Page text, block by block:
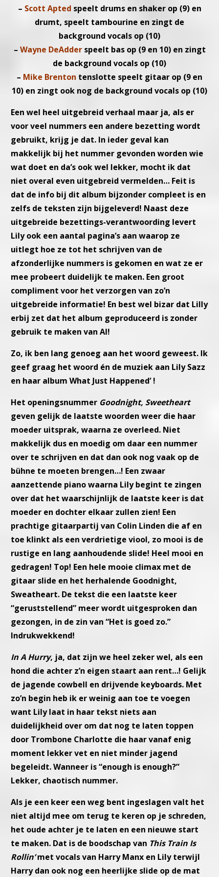
– Scott Apted speelt drums en shaker op (9) en
drumt, speelt tambourine en zingt de
background vocals op (10)
– Wayne DeAdderspeelt bas op (9 en 10) en zingt
de background vocals op (10)
– Mike Brenton tenslotte speelt gitaar op (9 en
10) en zingt ook nog de background vocals op (10)
Een wel heel uitgebreid verhaal maar ja, als er
voor veel nummers een andere bezetting wordt
gebruikt, krijg je dat. In ieder geval kan
makkelijk bij het nummer gevonden worden wie
wat doet en da’s ook wel lekker, mocht ik dat
niet overal even uitgebreid vermelden… Feit is
dat de info bij dit album bijzonder compleet is en
zelfs de teksten zijn bijgeleverd! Naast deze
uitgebreide bezettings-verantwoording levert
Lily ook een aantal pagina’s aan waarop ze
uitlegt hoe ze tot het schrijven van de
afzonderlijke nummers is gekomen en wat ze er
mee probeert duidelijk te maken. Een groot
compliment voor het verzorgen van zo’n
uitgebreide informatie! En best wel bizar dat Lilly
erbij zet dat het album geproduceerd is zonder
gebruik te maken van AI!
Zo, ik ben lang genoeg aan het woord geweest. Ik
geef graag hetwoord én de muziek aan Lily Sazz
en haar album What Just Happened’ !
Het openingsnummer Goodnight, Sweetheart
geven gelijk de laatste woorden weer die haar
moeder uitsprak, waarna ze overleed. Niet
makkelijk dus en moedig om daar een nummer
over te schrijven en dat dan ook nog vaak op de
bühne te moeten brengen…! Een zwaar
aanzettende piano waarna Lily begint te zingen
over dat het waarschijnlijk de laatste keer is dat
moeder en dochter elkaar zullen zien! Een
prachtige gitaarpartij van Colin Linden die af en
toe klinkt als een verdrietige viool, zo mooi is de
rustige en lang aanhoudende slide! Heel mooi en
gedragen! Top! Een hele mooie climax met de
gitaar slide en het herhalende Goodnight,
Sweatheart. De tekst die een laatste keer
“geruststellend” meer wordt uitgesproken dan
gezongen, in de zin van “Het is goed zo.”
Indrukwekkend!
In A Hurry, ja, dat zijn we heel zeker wel, als een
hond die achter z’n eigen staart aan rent…! Gelijk
de jagende cowbell en drijvende keyboards. Met
zo’n begin heb ik er weinig aan toe te voegen
want Lily laat in haar tekst niets aan
duidelijkheid over om dat nog te laten toppen
door Trombone Charlotte die haar vanaf enig
moment lekker vet en niet minder jagend
begeleidt.Wanneer is “enough is enough?”
Lekker, chaotisch nummer.
Als je een keer een weg bent ingeslagen valt het
niet altijd mee om terug te keren op je schreden,
het oude achter je te laten en een nieuwe start
te maken. Dat is de boodschap van This Train Is
Rollin’met vocals van Harry Manx en Lily terwijl
Harry dan ook nog een heerlijke slide op de mat